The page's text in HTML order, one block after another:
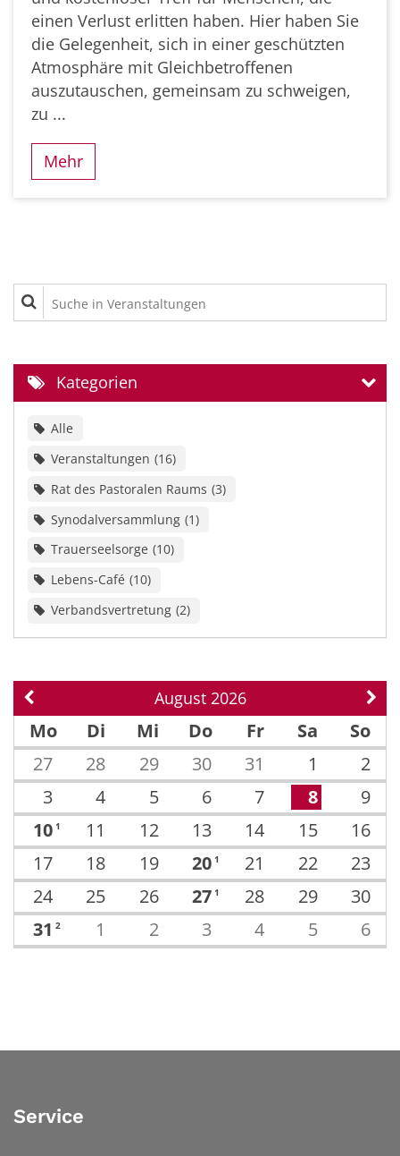
einen Verlust erlitten haben. Hier haben Sie
die Gelegenheit, sich in einer geschützten
Atmosphäre mit Gleichbetroffenen
auszutauschen, gemeinsam zu schweigen,
zu ...
Mehr
Suche in Veranstaltungen
Kategorien
Alle
Veranstaltungen 16
Rat des Pastoralen Raums 3
Synodalversammlung 1
Trauerseelsorge 10
Lebens-Café 10
Verbandsvertretung 2
Vorherige Seite August 2026
Mo
Di Mi Do Fr Sa
So
27
28 29 30 31 1
2
3
4 5 6 7 8
9
10 1 11 12 13 14 15
16
17
18 19 20 1 21 22
23
24
25 26 27 1 28 29
30
31 2 1 2 3 4 5 6
Service